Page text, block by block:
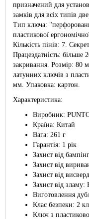
призначений для
замків для всіх типів
Тип ключа:
пластикової
Кількість пінів: 7.
Працездатність: більше
закривання. Розмір: 80
латунних ключів з
мм. Упаковка: картон.
Характеристика:
Виробник:
Країна: Китай
Вага: 261 г
Гарантія: 1 рік
Захист від
Захист від
Захист від
Захист від зламу:
Виготовлення
Клас безпеки: 2
Ключ з